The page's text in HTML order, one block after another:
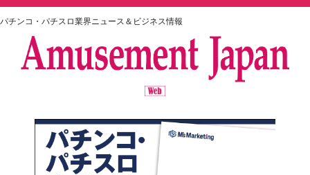
パチンコ・パチスロ業界ニュース＆ビジネス情報